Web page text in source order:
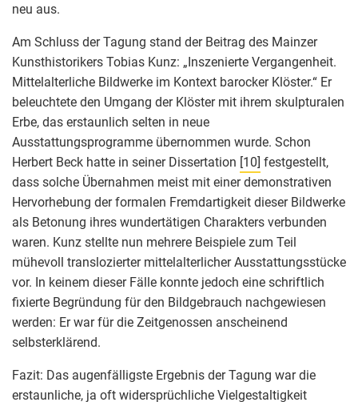
neu aus.
Am Schluss der Tagung stand der Beitrag des Mainzer
Kunsthistorikers Tobias Kunz: „Inszenierte Vergangenheit.
Mittelalterliche Bildwerke im Kontext barocker Klöster.“ Er
beleuchtete den Umgang der Klöster mit ihrem skulpturalen
Erbe, das erstaunlich selten in neue
Ausstattungsprogramme übernommen wurde. Schon
Herbert Beck hatte in seiner Dissertation [10] festgestellt,
dass solche Übernahmen meist mit einer demonstrativen
Hervorhebung der formalen Fremdartigkeit dieser Bildwerke
als Betonung ihres wundertätigen Charakters verbunden
waren. Kunz stellte nun mehrere Beispiele zum Teil
mühevoll translozierter mittelalterlicher Ausstattungsstücke
vor. In keinem dieser Fälle konnte jedoch eine schriftlich
fixierte Begründung für den Bildgebrauch nachgewiesen
werden: Er war für die Zeitgenossen anscheinend
selbsterklärend.
Fazit: Das augenfälligste Ergebnis der Tagung war die
erstaunliche, ja oft widersprüchliche Vielgestaltigkeit